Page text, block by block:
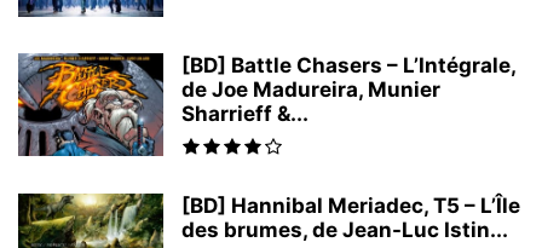
[BD] Battle Chasers – L’Intégrale,
de Joe Madureira, Munier
Sharrieff &...
[BD] Hannibal Meriadec, T5 – L’Île
des brumes, de Jean-Luc Istin...